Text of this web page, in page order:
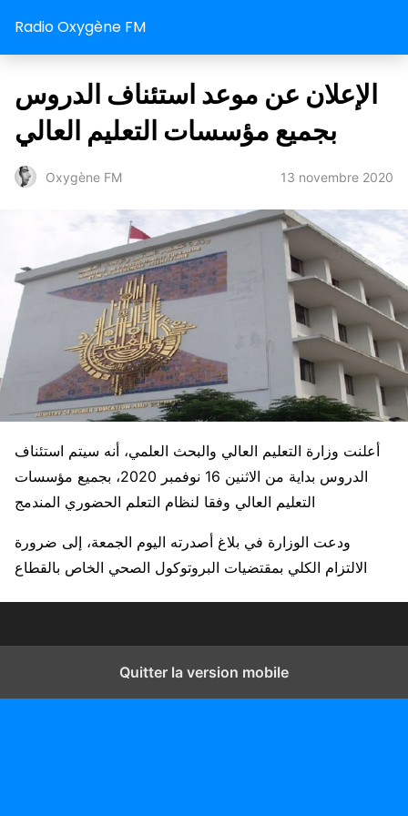
Radio Oxygène FM
الإعلان عن موعد استئناف الدروس
بجميع مؤسسات التعليم العالي
Oxygène FM 13 novembre 2020
أعلنت وزارة التعليم العالي والبحث العلمي، أنه سيتم استئناف
الدروس بداية من الاثنين 16 نوفمبر 2020، بجميع مؤسسات
التعليم العالي وفقا لنظام التعلم الحضوري المندمج
ودعت الوزارة في بلاغ أصدرته اليوم الجمعة، إلى ضرورة
الالتزام الكلي بمقتضيات البروتوكول الصحي الخاص بالقطاع
Quitter la version mobile